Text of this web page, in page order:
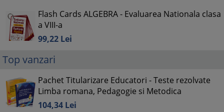
Flash Cards ALGEBRA - Evaluarea Nationala clasa
a VIII-a
99,22 Lei
Top vanzari
Pachet Titularizare Educatori - Teste rezolvate
Limba romana, Pedagogie si Metodica
104,34 Lei